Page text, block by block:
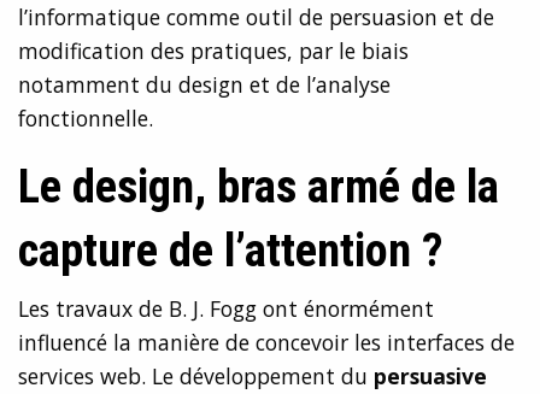
l’informatique comme outil de persuasion et de
modification des pratiques, par le biais
notamment du design et de l’analyse
fonctionnelle.
Le design, bras armé de la
capture de l’attention ?
Les travaux de B. J. Fogg ont énormément
influencé la manière de concevoir les interfaces de
services web. Le développement du persuasive